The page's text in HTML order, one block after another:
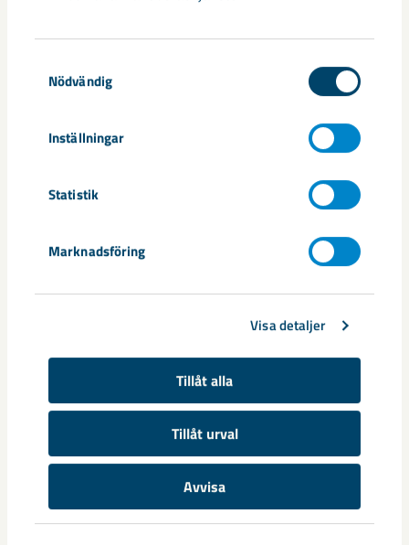
Nödvändig
Inställningar
Statistik
Marknadsföring
Visa detaljer
Tillåt alla
Tillåt urval
Avvisa
Handbollstalanger upptäckte en
annan sida av Kiruna